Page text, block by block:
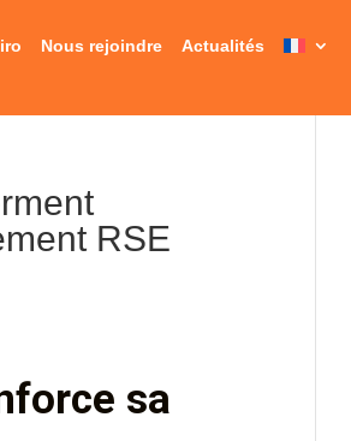
Nous rejoindre Actualités
RSE
sa